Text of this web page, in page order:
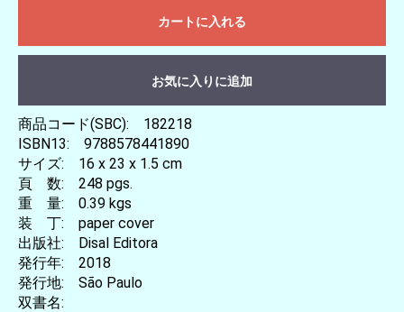
カートに入れる
お気に入りに追加
商品コード(SBC): 182218
ISBN13: 9788578441890
サイズ: 16 x 23 x 1.5 cm
頁 数: 248 pgs.
重 量: 0.39 kgs
装 丁: paper cover
出版社: Disal Editora
発行年: 2018
発行地: São Paulo
双書名: